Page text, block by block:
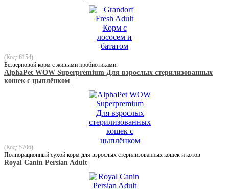
(Код: 6154)
Беззерновой корм с живыми пробиотиками.
AlphaPet WOW Superpremium Для взрослых стерилизованных
кошек с цыплёнком
(Код: 5706)
Полнорационный сухой корм для взрослых стерилизованных кошек и котов
Royal Canin Persian Adult